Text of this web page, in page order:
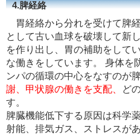
4.脾経絡
胃経絡から分れを受けて脾
として古い血球を破壊して新
を作り出し、胃の補助をして
な働きをしています。 身体を
ンパの循環の中心をなすのが
謝、甲状腺の働きを支配、
ど
す。
脾臓機能低下する原因は科学
射能、排気ガス、ストレスが